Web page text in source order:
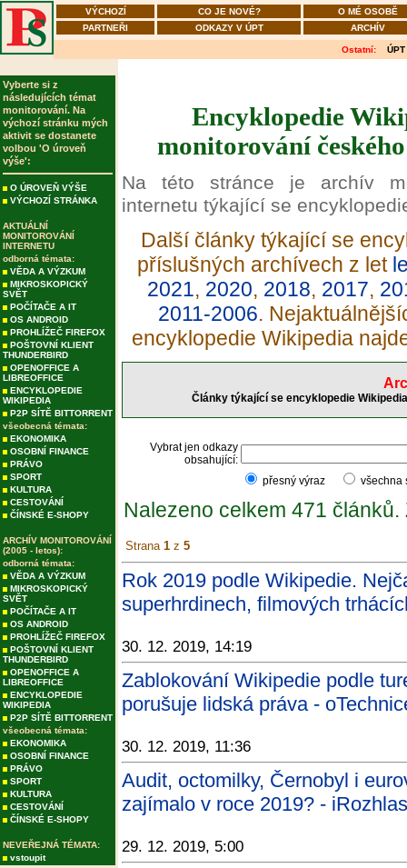
VÝCHOZÍ CO JE NOVÉ?
O MÉ OSOBĚ
PARTNEŘI
ODKAZY V ÚPT ARCHÍV
Ostatní: ÚPT
Vyberte si z
následujících témat
monitorování. Na
výchozí stránku mých
aktivit se dostanete
volbou 'O úroveň
výše':
O ÚROVEŇ VÝŠE
VÝCHOZÍ STRÁNKA
AKTUÁLNÍ
MONITOROVÁNÍ
INTERNETU
odborná témata:
VĚDA A VÝZKUM
MIKROSKOPICKÝ
SVĚT
POČÍTAČE A IT
OS ANDROID
PROHLÍŽEČ FIREFOX
POŠTOVNÍ KLIENT
THUNDERBIRD
OPENOFFICE A
LIBREOFFICE
ENCYKLOPEDIE
WIKIPEDIA
P2P SÍTĚ BITTORRENT
všeobecná témata:
EKONOMIKA
OSOBNÍ FINANCE
PRÁVO
SPORT
KULTURA
CESTOVÁNÍ
ČÍNSKÉ E-SHOPY
ARCHÍV MONITOROVÁNÍ
(2005 - letos):
odborná témata:
VĚDA A VÝZKUM
MIKROSKOPICKÝ
SVĚT
POČÍTAČE A IT
OS ANDROID
PROHLÍŽEČ FIREFOX
POŠTOVNÍ KLIENT
THUNDERBIRD
OPENOFFICE A
LIBREOFFICE
ENCYKLOPEDIE
WIKIPEDIA
P2P SÍTĚ BITTORRENT
všeobecná témata:
EKONOMIKA
OSOBNÍ FINANCE
PRÁVO
SPORT
KULTURA
CESTOVÁNÍ
ČÍNSKÉ E-SHOPY
NEVEŘEJNÁ TÉMATA:
vstoupit
Encyklopedie
monitorování
Na této stránce je archív
internetu týkající se
Další články týkající se
příslušných archívech z let
2021, 2020, 2018, 2017,
2011-2006.
encyklopedie Wikipedia
Články týkající se encyklopedie
Vybrat jen odkazy
obsahující:
přesný výraz
Nalezeno celkem 471
Strana 1 z 5
Rok 2019 podle Wikipedie.
superhrdinech, filmových
30. 12. 2019, 14:19
Zablokování Wikipedie podle
porušuje lidská práva -
30. 12. 2019, 11:36
Audit, octomilky, Černobyl i
zajímalo v roce 2019? -
29. 12. 2019, 5:00